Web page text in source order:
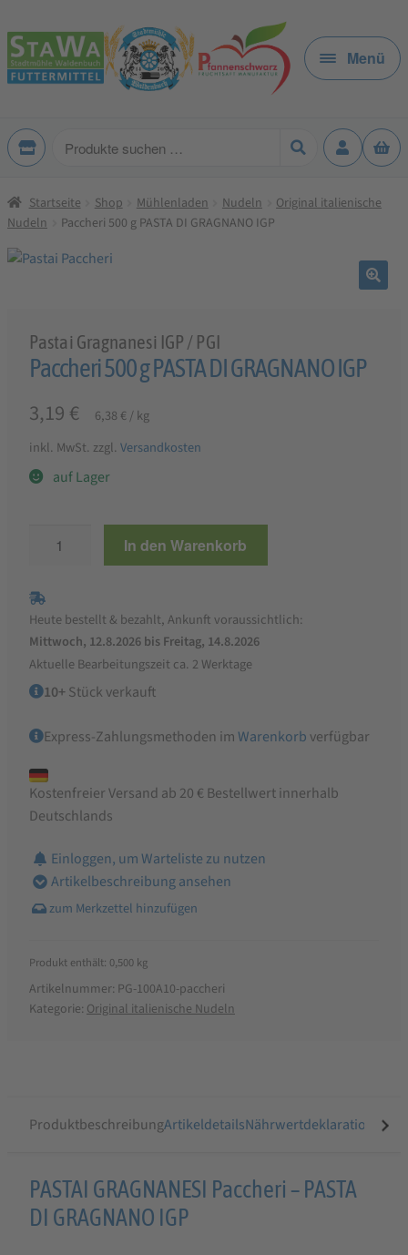
Zur
Navigation
springen
Zum
Inhalt
springen
Menü
Produkte
Startseite Shop Mühlenladen Nudeln
Original italienische
Nudeln
Paccheri 500 g PASTA DI GRAGNANO IGP
Pastai Gragnanesi IGP / PGI
Paccheri 500 g PASTA DI GRAGNANO IGP
3,19 € 6,38 €/kg
inkl. MwSt. zzgl. Versandkosten
auf Lager
PASTA
DI
GRAGNANO
IGP
Menge
In den Warenkorb
Heute bestellt & bezahlt, Ankunft voraussichtlich:
Mittwoch, 12.8.2026 bis Freitag, 14.8.2026
Aktuelle Bearbeitungszeit ca. 2 Werktage
10+Stück verkauft
Express-Zahlungsmethoden imWarenkorb verfügbar
Kostenfreier Versand ab 20 € Bestellwert innerhalb
Deutschlands
Einloggen, um Warteliste zu nutzen
Artikelbeschreibung ansehen
Produkt enthält: 0,500 kg
Artikelnummer: PG-100A10-paccheri
Kategorie: Original italienische Nudeln
ProduktbeschreibungArtikeldetailsNährwertdeklaration
Produktbeschreibung
für
PASTAI GRAGNANESI Paccheri – PASTA
DI GRAGNANO IGP